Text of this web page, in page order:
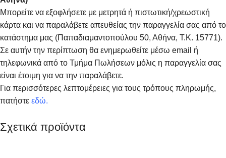
Μπορείτε να εξοφλήσετε με μετρητά ή πιστωτική/χρεωστική
κάρτα και να παραλάβετε απευθείας την παραγγελία σας από το
κατάστημα μας (Παπαδιαμαντοπούλου 50, Αθήνα, Τ.Κ. 15771).
Σε αυτήν την περίπτωση θα ενημερωθείτε μέσω email ή
τηλεφωνικά από το Τμήμα Πωλήσεων μόλις η παραγγελία σας
είναι έτοιμη για να την παραλάβετε.
Για περισσότερες λεπτομέρειες για τους τρόπους πληρωμής,
πατήστε εδώ.
Σχετικά προϊόντα